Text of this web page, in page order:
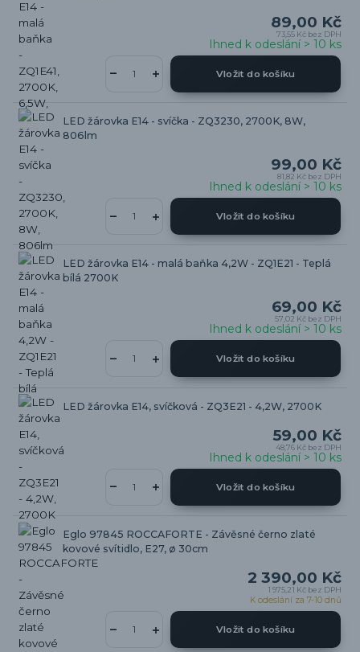
89,00 Kč
73,55 Kč bez DPH
Ihned k odeslání > 10 ks
Vložit do košíku
LED žárovka E14 - svíčka - ZQ3230, 2700K, 8W,
806lm
99,00 Kč
81,82 Kč bez DPH
Ihned k odeslání > 10 ks
Vložit do košíku
LED žárovka E14 - malá baňka 4,2W - ZQ1E21 - Teplá
bílá 2700K
69,00 Kč
57,02 Kč bez DPH
Ihned k odeslání > 10 ks
Vložit do košíku
LED žárovka E14, svíčková - ZQ3E21 - 4,2W, 2700K
59,00 Kč
48,76 Kč bez DPH
Ihned k odeslání > 10 ks
Vložit do košíku
Eglo 97845 ROCCAFORTE - Závěsné černo zlaté
kovové svítidlo, E27, ø 30cm
2 390,00 Kč
1 975,21 Kč bez DPH
K odeslání za 7-10 dnů
Vložit do košíku